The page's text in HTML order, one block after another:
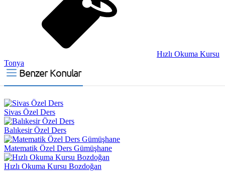
Hızlı Okuma Kursu
Tonya
Benzer Konular
Sivas Özel Ders
Balıkesir Özel Ders
Matematik Özel Ders Gümüşhane
Hızlı Okuma Kursu Bozdoğan